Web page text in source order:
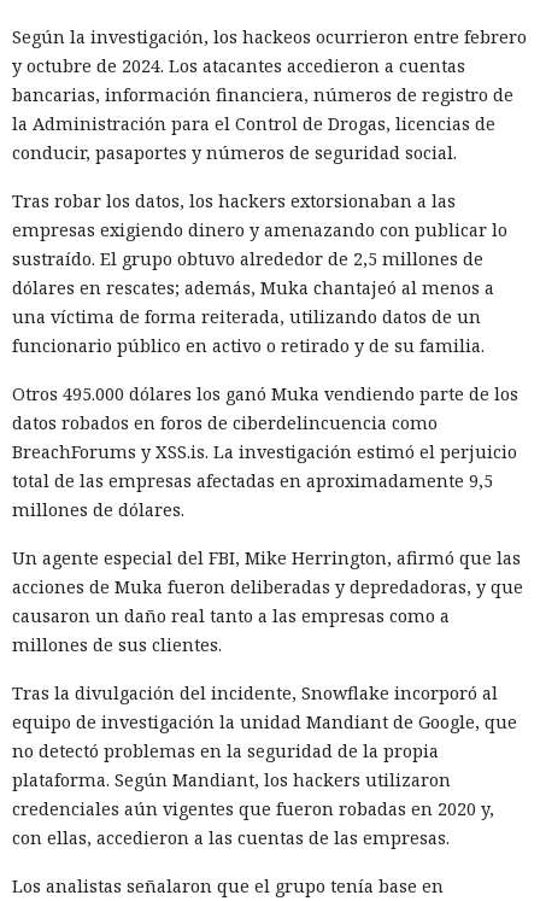
Según la investigación, los hackeos ocurrieron entre febrero
y octubre de 2024. Los atacantes accedieron a cuentas
bancarias, información financiera, números de registro de
la Administración para el Control de Drogas, licencias de
conducir, pasaportes y números de seguridad social.
Tras robar los datos, los hackers extorsionaban a las
empresas exigiendo dinero y amenazando con publicar lo
sustraído. El grupo obtuvo alrededor de 2,5 millones de
dólares en rescates; además, Muka chantajeó al menos a
una víctima de forma reiterada, utilizando datos de un
funcionario público en activo o retirado y de su familia.
Otros 495.000 dólares los ganó Muka vendiendo parte de los
datos robados en foros de ciberdelincuencia como
BreachForums y XSS.is. La investigación estimó el perjuicio
total de las empresas afectadas en aproximadamente 9,5
millones de dólares.
Un agente especial del FBI, Mike Herrington, afirmó que las
acciones de Muka fueron deliberadas y depredadoras, y que
causaron un daño real tanto a las empresas como a
millones de sus clientes.
Tras la divulgación del incidente, Snowflake incorporó al
equipo de investigación la unidad Mandiant de Google, que
no detectó problemas en la seguridad de la propia
plataforma. Según Mandiant, los hackers utilizaron
credenciales aún vigentes que fueron robadas en 2020 y,
con ellas, accedieron a las cuentas de las empresas.
Los analistas señalaron que el grupo tenía base en